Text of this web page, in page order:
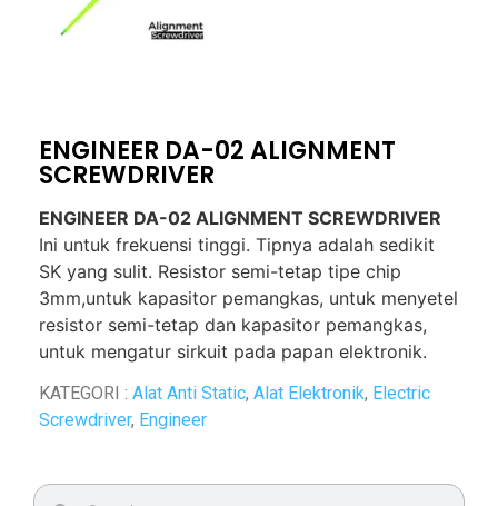
ENGINEER DA-02 ALIGNMENT
SCREWDRIVER
ENGINEER DA-02 ALIGNMENT SCREWDRIVER
Ini untuk frekuensi tinggi. Tipnya adalah sedikit
SK yang sulit. Resistor semi-tetap tipe chip
3mm,untuk kapasitor pemangkas, untuk menyetel
resistor semi-tetap dan kapasitor pemangkas,
untuk mengatur sirkuit pada papan elektronik.
KATEGORI : Alat Anti Static, Alat Elektronik, Electric
Screwdriver, Engineer